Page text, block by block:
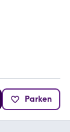
Parken